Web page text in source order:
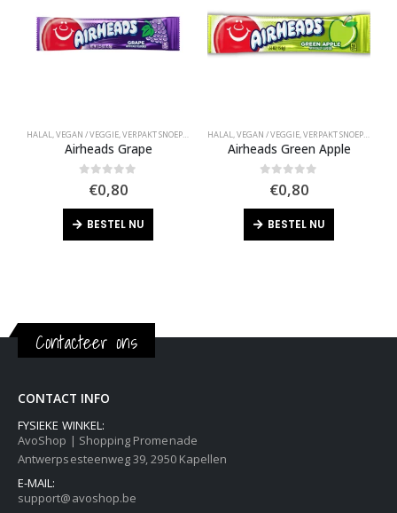
HALAL,VEGAN / VEGGIE,VERPAKT SNOEP,VIRAL SNOEP
Airheads Grape
out of 5
€0,80
BESTEL NU
HALAL,VEGAN / VEGGIE,VERPAKT SNOEP,VIRAL
Airheads Green Apple
out of 5
€0,80
BESTEL NU
Contacteer ons
CONTACT INFO
FYSIEKE WINKEL:
AvoShop | Shopping Promenade
Antwerpsesteenweg 39, 2950 Kapellen
E-MAIL:
support@avoshop.be